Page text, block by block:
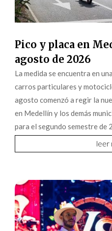
Pico y placa en
agosto de 2026
La medida se encuentra en
carros particulares y
agosto comenzó a regir la
en Medellín y los demás
para el segundo semestre de
leer